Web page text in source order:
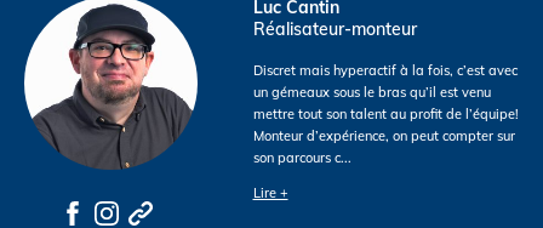
Luc Cantin
Réalisateur-monteur
Discret mais hyperactif à la fois, c’est avec
un gémeaux sous le bras qu’il est venu
mettre tout son talent au profit de l’équipe!
Monteur d’expérience, on peut compter sur
son parcours c...
Lire +